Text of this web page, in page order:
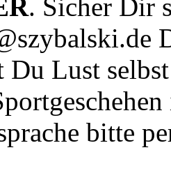
. Sicher Dir
Du Lust
bitte